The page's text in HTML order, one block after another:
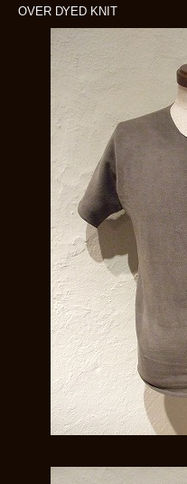
OVER DYED KNIT